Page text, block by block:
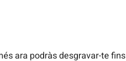
ara podràs desgravar-te fins